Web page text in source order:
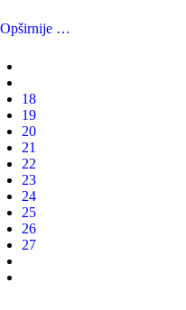
Opširnije …
18
19
20
21
22
23
24
25
26
27